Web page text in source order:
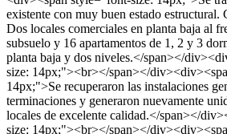
existente con muy buen estado estructural.
Dos locales comerciales en planta baja al
subsuelo y 16 apartamentos de 1, 2 y 3
planta baja y dos niveles.</span></
size: 14px;"><br></span></
14px;">Se recuperaron las instalaciones
terminaciones y generaron nuevamente
locales de excelente calidad.</span></
size: 14px;"><br></span></